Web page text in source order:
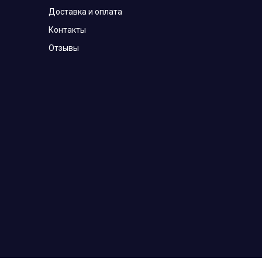
Доставка и оплата
Контакты
Отзывы